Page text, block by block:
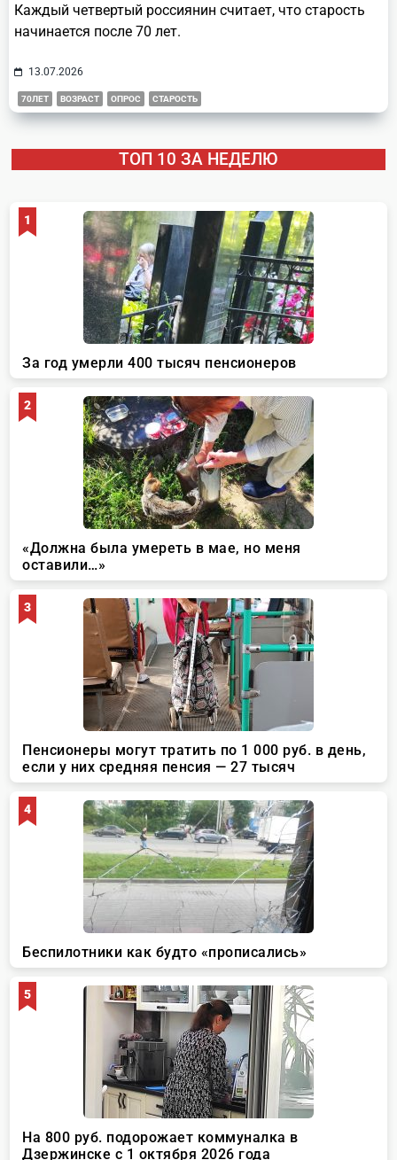
Каждый четвертый россиянин считает, что старость
начинается после 70 лет.
13.07.2026
70ЛЕТ ВОЗРАСТ ОПРОС СТАРОСТЬ
ТОП 10 ЗА НЕДЕЛЮ